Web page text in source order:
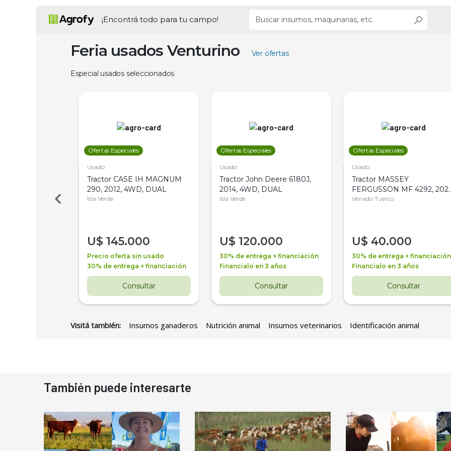
¡Encontrá todo para tu campo!
Feria usados Venturino Ver ofertas
Especial usados seleccionados
Ofertas Especiales
Usado
Tractor CASE IH MAGNUM
290, 2012, 4WD, DUAL
Isla Verde
U$ 145.000
Precio oferta sin usado
30% de entrega + financiación
Consultar
Ofertas Especiales
Usado
Tractor John Deere 6180J,
2014, 4WD, DUAL
Isla Verde
U$ 120.000
30% de entrega + financiación
Financialo en 3 años
Consultar
Ofertas Especiales
Usado
Tractor MASSEY
FERGUSSON MF 4292,
4WD, PATON
Venado Tuerto
U$ 40.000
30% de entrega + financiación
Financialo en 3 años
Consultar
Visitá también: Insumos ganaderos Nutrición animal Insumos veterinarios Identificación animal
También puede interesarte